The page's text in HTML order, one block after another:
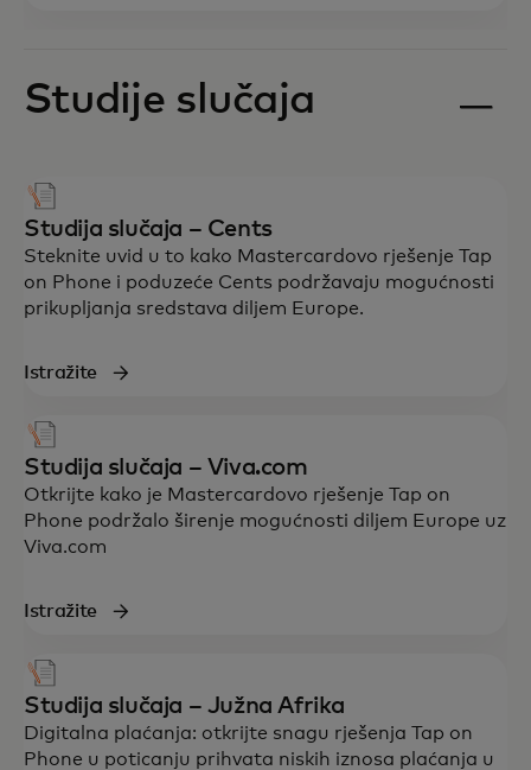
Studije slučaja
Studija slučaja – Cents
Steknite uvid u to kako Mastercardovo rješenje Tap
on Phone i poduzeće Cents podržavaju mogućnosti
prikupljanja sredstava diljem Europe.
Istražite
Studija slučaja – Viva.com
Otkrijte kako je Mastercardovo rješenje Tap on
Phone podržalo širenje mogućnosti diljem Europe uz
Viva.com
Istražite
Studija slučaja – Južna Afrika
Digitalna plaćanja: otkrijte snagu rješenja Tap on
Phone u poticanju prihvata niskih iznosa plaćanja u